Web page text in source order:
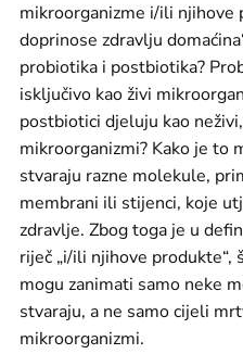
mikroorganizme i/ili njihove
doprinose zdravlju
probiotika i postbiotika?
isključivo kao živi
postbiotici djeluju kao
mikroorganizmi? Kako je to
stvaraju razne molekule,
membrani ili stijenci, koje
zdravlje. Zbog toga je u
riječ „i/ili njihove produkte“,
mogu zanimati samo neke
stvaraju, a ne samo cijeli
mikroorganizmi.